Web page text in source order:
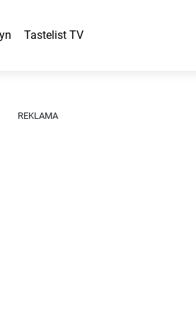
Tastelist TV
REKLAMA